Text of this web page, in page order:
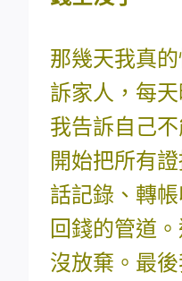
那幾天我真
訴家人，每
我告訴自己
開始把所有
話記錄、轉
回錢的管道
沒放棄。最